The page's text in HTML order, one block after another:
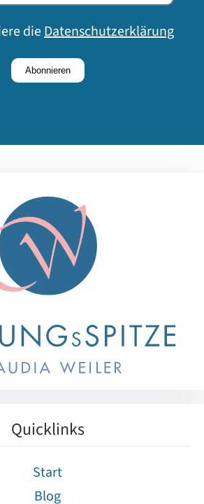
dieDatenschutzerklärung
Abonnieren
Quicklinks
Start
Blog